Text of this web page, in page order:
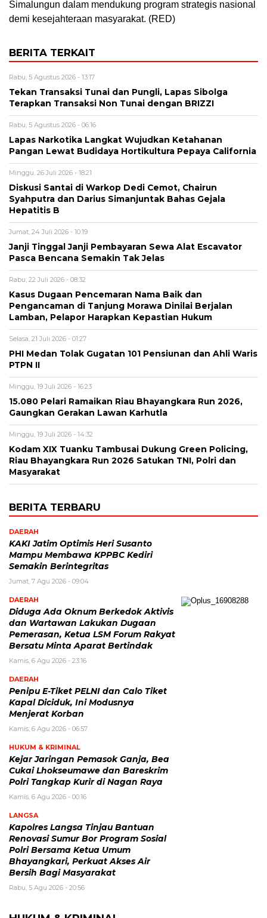
Simalungun dalam mendukung program strategis nasional
demi kesejahteraan masyarakat. (RED)
BERITA TERKAIT
Rabu, 5 Agustus 2026 - 13:17
Tekan Transaksi Tunai dan Pungli, Lapas Sibolga
Terapkan Transaksi Non Tunai dengan BRIZZI
Rabu, 5 Agustus 2026 - 06:16
Lapas Narkotika Langkat Wujudkan Ketahanan
Pangan Lewat Budidaya Hortikultura Pepaya California
Minggu, 26 Juli 2026 - 18:21
Diskusi Santai di Warkop Dedi Cemot, Chairun
Syahputra dan Darius Simanjuntak Bahas Gejala
Hepatitis B
Jumat, 24 Juli 2026 - 10:19
Janji Tinggal Janji Pembayaran Sewa Alat Escavator
Pasca Bencana Semakin Tak Jelas
Rabu, 22 Juli 2026 - 08:32
Kasus Dugaan Pencemaran Nama Baik dan
Pengancaman di Tanjung Morawa Dinilai Berjalan
Lamban, Pelapor Harapkan Kepastian Hukum
Selasa, 21 Juli 2026 - 01:27
PHI Medan Tolak Gugatan 101 Pensiunan dan Ahli Waris
PTPN II
Minggu, 19 Juli 2026 - 16:23
15.080 Pelari Ramaikan Riau Bhayangkara Run 2026,
Gaungkan Gerakan Lawan Karhutla
Minggu, 19 Juli 2026 - 14:32
Kodam XIX Tuanku Tambusai Dukung Green Policing,
Riau Bhayangkara Run 2026 Satukan TNI, Polri dan
Masyarakat
BERITA TERBARU
DAERAH
KAKI Jatim Optimis Heri Susanto
Mampu Membawa KPPBC Kediri
Semakin Berintegritas
Jumat, 7 Agu 2026 - 09:04
DAERAH
Diduga Ada Oknum Berkedok Aktivis
dan Wartawan Lakukan Dugaan
Pemerasan, Ketua LSM Forum Rakyat
Bersatu Minta Aparat Bertindak
Kamis, 6 Agu 2026 - 23:16
DAERAH
Penipu E-Tiket PELNI dan Calo Tiket
Kapal Diciduk, Ini Modusnya
Menjerat Korban
Kamis, 6 Agu 2026 - 06:57
HUKUM & KRIMINAL
Kejar Jaringan Pemasok Ganja, Bea
Cukai Lhokseumawe dan Bareskrim
Polri Tangkap Kurir di Nagan Raya
Kamis, 6 Agu 2026 - 00:16
LANGSA
Kapolres Langsa Tinjau Bantuan
Renovasi Sumur Bor Program Sosial
Polri Bersama Ketua Umum
Bhayangkari, Perkuat Akses Air
Bersih Bagi Masyarakat
Rabu, 5 Agu 2026 - 20:56